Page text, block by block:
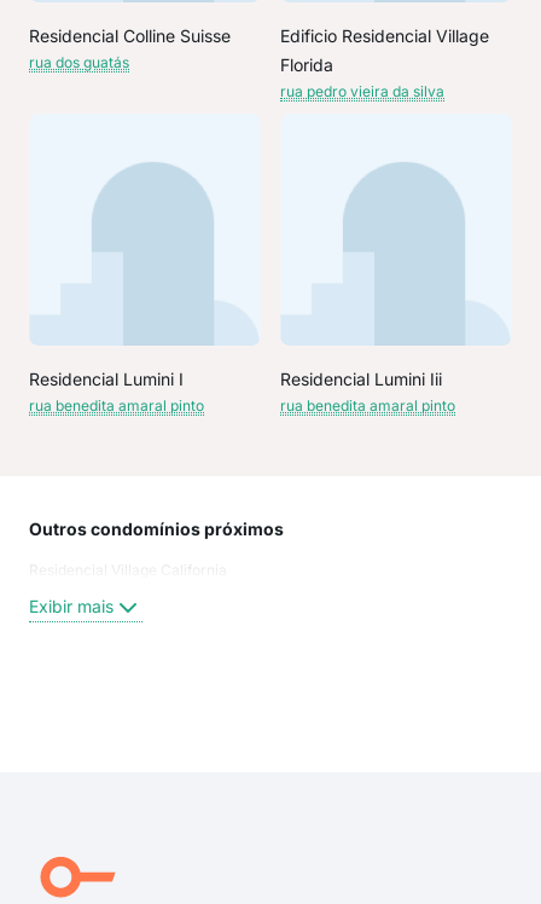
Residencial Colline Suisse
rua dos guatás
Edificio Residencial Village
Florida
rua pedro vieira da silva
Residencial Lumini I
rua benedita amaral pinto
Residencial Lumini Iii
rua benedita amaral pinto
Outros condomínios próximos
Residencial Village California
Exibir mais